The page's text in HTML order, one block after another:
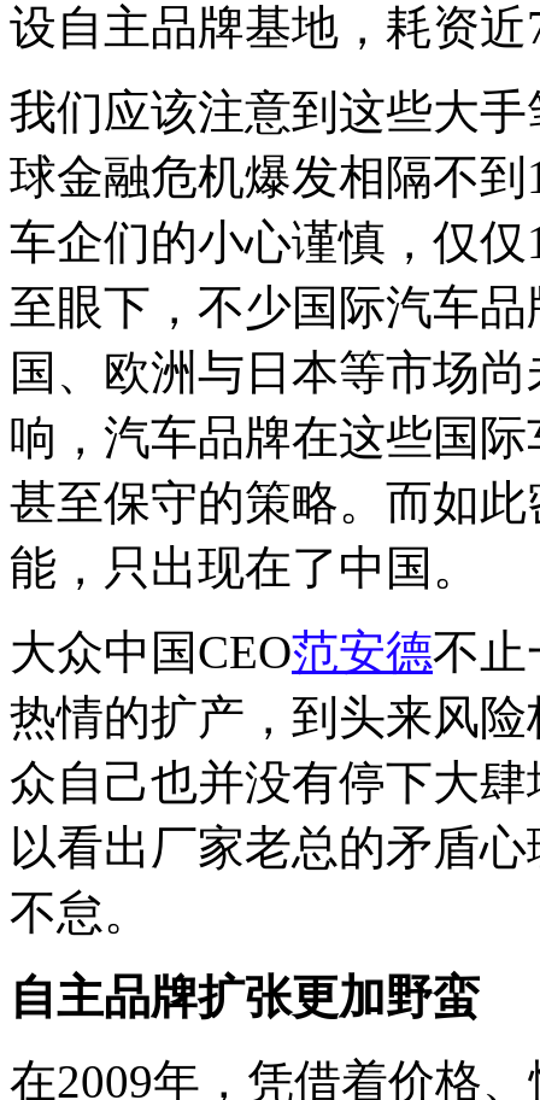
设自主品牌基地，耗资近
我们应该注意到这些大
球金融危机爆发相隔不
车企们的小心谨慎，仅
至眼下，不少国际汽车
国、欧洲与日本等市场
响，汽车品牌在这些国
甚至保守的策略。而如
能，只出现在了中国。
大众中国CEO范安德不止
热情的扩产，到头来风
众自己也并没有停下大
以看出厂家老总的矛盾
不怠。
自主品牌扩张更加野蛮
在2009年，凭借着价格